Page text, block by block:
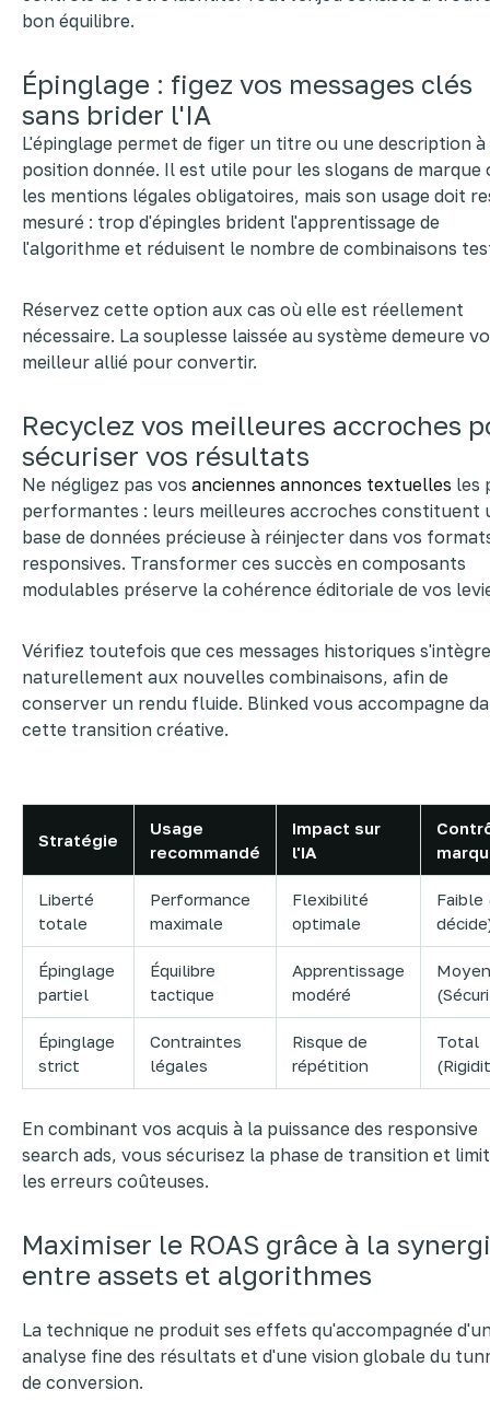
bon équilibre.
Épinglage : figez vos messages clés
sans brider l'IA
L'épinglage permet de figer un titre ou une description à
position donnée. Il est utile pour les slogans de marque
les mentions légales obligatoires, mais son usage doit
mesuré : trop d'épingles brident l'apprentissage de
l'algorithme et réduisent le nombre de combinaisons
Réservez cette option aux cas où elle est réellement
nécessaire. La souplesse laissée au système demeure
meilleur allié pour convertir.
Recyclez vos meilleures accroches
sécuriser vos résultats
Ne négligez pas vos anciennes annonces textuelles les
performantes : leurs meilleures accroches constituent
base de données précieuse à réinjecter dans vos
responsives. Transformer ces succès en composants
modulables préserve la cohérence éditoriale de vos
Vérifiez toutefois que ces messages historiques
naturellement aux nouvelles combinaisons, afin de
conserver un rendu fluide. Blinked vous accompagne
cette transition créative.
Stratégie
Usage
recommandé
Impact sur
l'IA
Liberté
totale
Performance
maximale
Flexibilité
optimale
Faible
Épinglage
partiel
Équilibre
tactique
Apprentissage
modéré
Moyen
Épinglage
strict
Contraintes
légales
Risque de
répétition
Total
En combinant vos acquis à la puissance des responsive
search ads, vous sécurisez la phase de transition et
les erreurs coûteuses.
Maximiser le ROAS grâce à la
entre assets et algorithmes
La technique ne produit ses effets qu'accompagnée
analyse fine des résultats et d'une vision globale du
de conversion.